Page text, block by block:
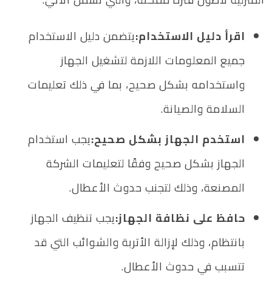
اقرأ دليل الاستخدام:يتضمن دليل الاستخدام
جميع المعلومات اللازمة لتشغيل الجهاز
واستخدامه بشكل صحيح، بما في ذلك تعليمات
السلامة والصيانة.
استخدم الجهاز بشكل صحيح:يجب استخدام
الجهاز بشكل صحيح وفقًا لتعليمات الشركة
المصنعة، وذلك لتجنب حدوث الأعطال.
حافظ على نظافة الجهاز:يجب تنظيف الجهاز
بانتظام، وذلك لإزالة الأتربة والشوائب التي قد
تتسبب في حدوث الأعطال.